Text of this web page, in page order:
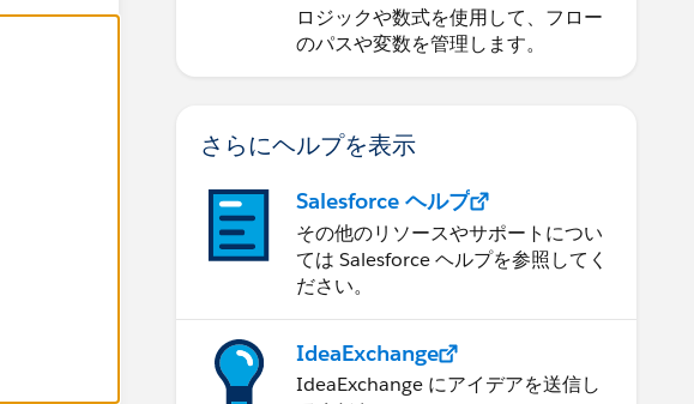
ロジックや数式を使用して、フロー
のパスや変数を管理します。
さらにヘルプを表示
Salesforce ヘルプ
その他のリソースやサポートについ
ては Salesforce ヘルプを参照してく
ださい。
IdeaExchange
IdeaExchange にアイデアを送信し